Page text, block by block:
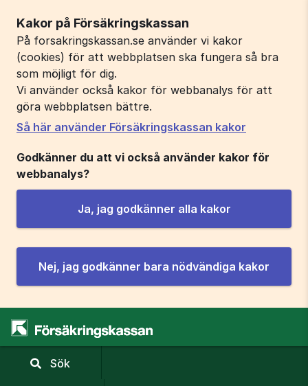
Kakor på Försäkringskassan
På forsakringskassan.se använder vi kakor
(cookies) för att webbplatsen ska fungera så bra
som möjligt för dig.
Vi använder också kakor för webbanalys för att
göra webbplatsen bättre.
Så här använder Försäkringskassan kakor
Godkänner du att vi också använder kakor för
webbanalys?
Ja, jag godkänner alla kakor
Nej, jag godkänner bara nödvändiga kakor
Sök